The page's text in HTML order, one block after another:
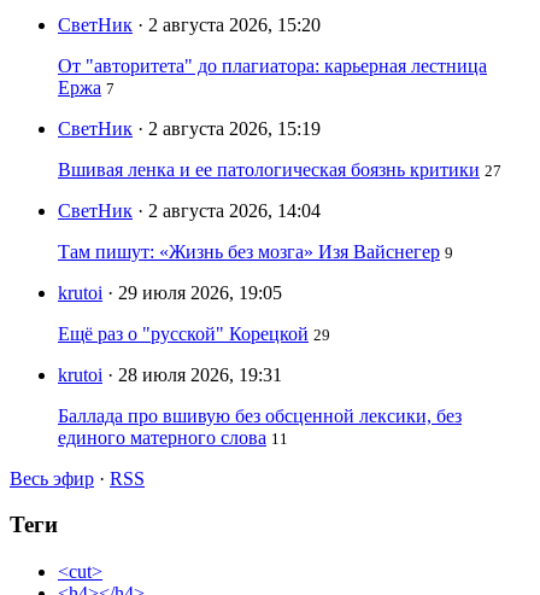
СветНик · 2 августа 2026, 15:20
От "авторитета" до плагиатора: карьерная лестница
Ержа 7
СветНик · 2 августа 2026, 15:19
Вшивая ленка и ее патологическая боязнь критики 27
СветНик · 2 августа 2026, 14:04
Там пишут: «Жизнь без мозга» Изя Вайснегер 9
krutoi · 29 июля 2026, 19:05
Ещё раз о "русской" Корецкой 29
krutoi · 28 июля 2026, 19:31
Баллада про вшивую без обсценной лексики, без
единого матерного слова 11
Весь эфир · RSS
Теги
<cut>